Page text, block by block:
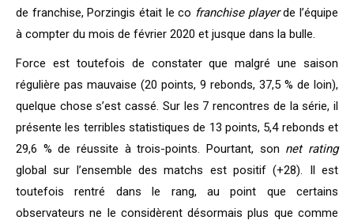
de franchise, Porzingis était le co franchise playerde l’équipe
à compter du mois de février 2020 et jusque dans la bulle.
Force est toutefois de constater que malgré une saison
régulière pas mauvaise (20 points, 9 rebonds, 37,5 % de loin),
quelque chose s’est cassé. Sur les 7 rencontres de la série, il
présente les terribles statistiques de 13 points, 5,4 rebonds et
29,6 % de réussite à trois-points. Pourtant, son net rating
global sur l’ensemble des matchs est positif (+28). Il est
toutefois rentré dans le rang, au point que certains
observateurs ne le considèrent désormais plus que comme